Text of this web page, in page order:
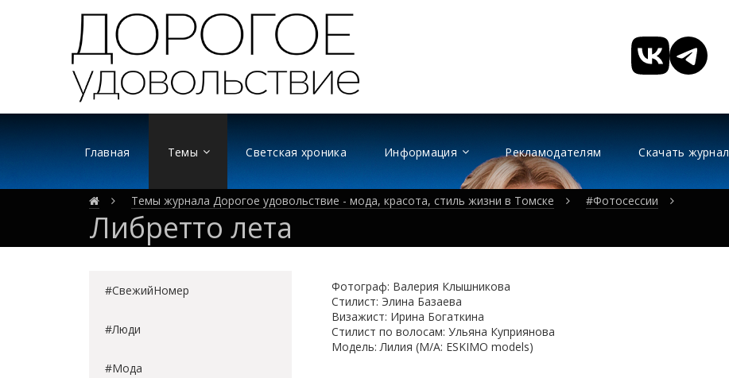
Главная Темы Светская хроника Информация Рекламодателям Скачать журнал
Темы журнала Дорогое удовольствие - мода, красота, стиль жизни в Томске #Фотосессии
Либретто лета
#СвежийНомер
#Люди
#Мода
Фотограф: Валерия Клышникова
Стилист: Элина Базаева
Визажист: Ирина Богаткина
Стилист по волосам: Ульяна Куприянова
Модель: Лилия (М/А: ESKIMO models)